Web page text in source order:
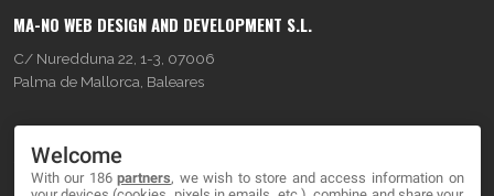
MA-NO WEB DESIGN AND DEVELOPMENT S.L.
C/ Nuredduna 22, 1-3, 07006
Palma de Mallorca, Baleares
Welcome
With our 186partners, we wish to store and access information on